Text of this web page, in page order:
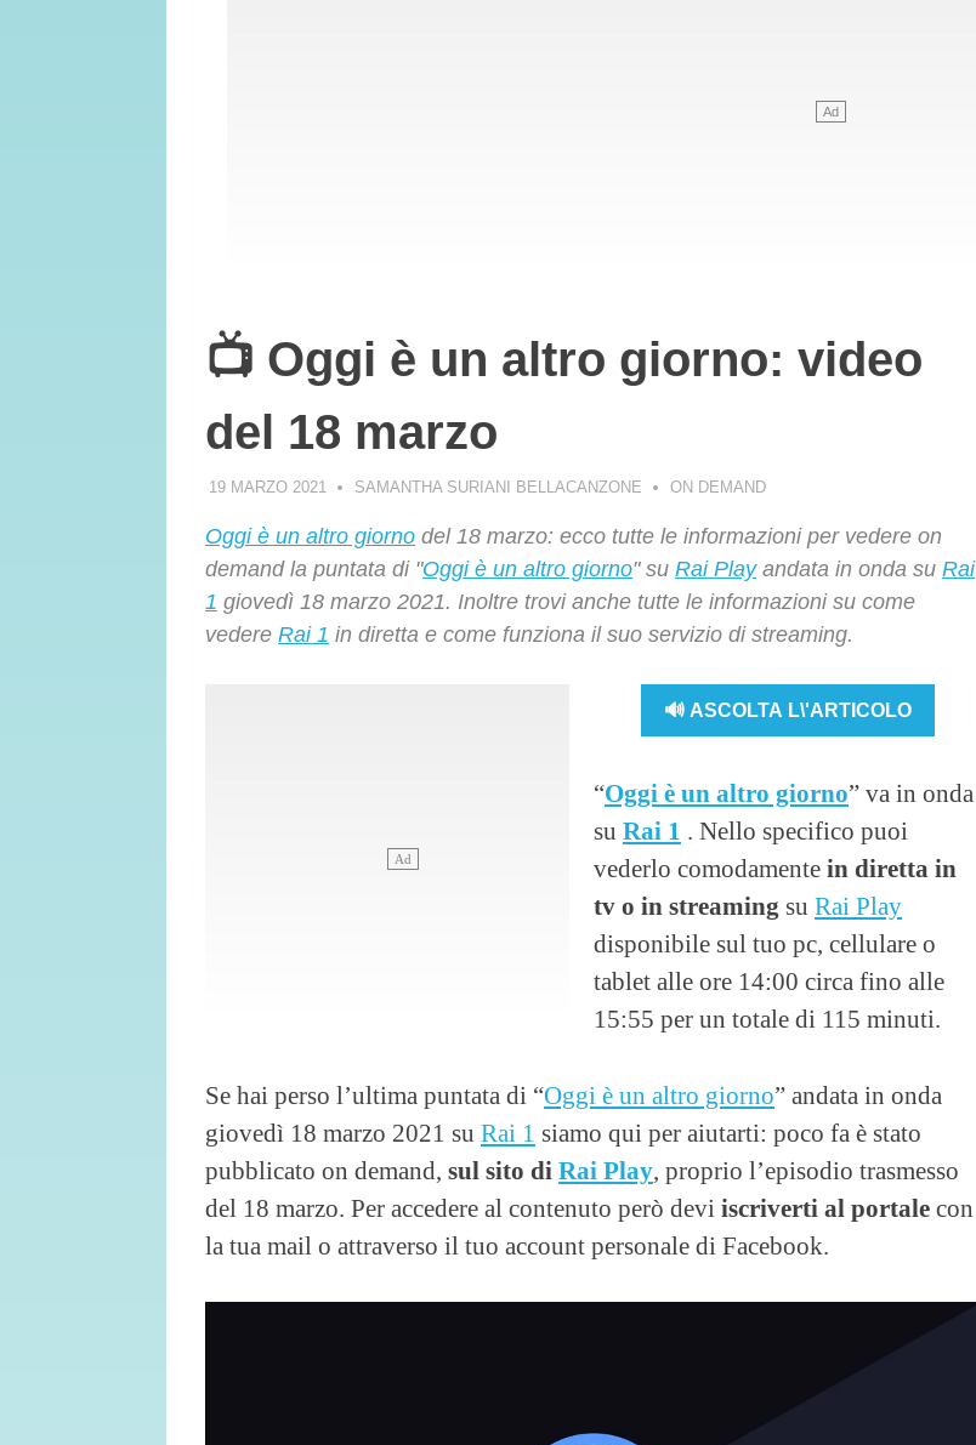
📺 Oggi è un altro giorno: video
del 18 marzo
19 MARZO 2021 SAMANTHA SURIANI BELLACANZONE ON DEMAND
Oggi è un altro giorno del 18 marzo: ecco tutte le informazioni per vedere on
demand la puntata di "Oggi è un altro giorno" su Rai Playandata in onda su Rai
1 giovedì 18 marzo 2021. Inoltre trovi anche tutte le informazioni su come
vedere Rai 1 in diretta e come funziona il suo servizio di streaming.
🔊 ASCOLTA L\'ARTICOLO
“Oggi è un altro giorno” va in onda
su Rai 1 . Nello specifico puoi
vederlo comodamente in diretta in
tv o in streaming su Rai Play
disponibile sul tuo pc, cellulare o
tablet alle ore 14:00 circa fino alle
15:55 per un totale di 115 minuti.
Se hai perso l’ultima puntata di “Oggi è un altro giorno” andata in onda
giovedì 18 marzo 2021 su Rai 1 siamo qui per aiutarti: poco fa è stato
pubblicato on demand, sul sito di Rai Play, proprio l’episodio trasmesso
del 18 marzo. Per accedere al contenuto però devi iscriverti al portale con
la tua mail o attraverso il tuo account personale di Facebook.